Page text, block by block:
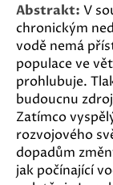
Abstrakt: V
chronickým
vodě nemá
populace ve
prohlubuje.
budoucnu
Zatímco
rozvojového
dopadům
jak počínající